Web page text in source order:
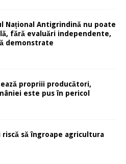
Național Antigrindină nu poate
fără evaluări independente,
demonstrate
propriii producători,
este pus în pericol
să îngroape agricultura